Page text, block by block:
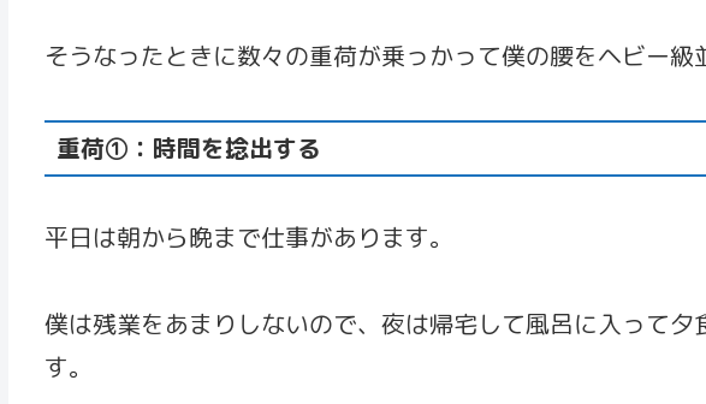
そうなったときに数々の重荷が乗っかって僕の腰をヘビー級
重荷①：時間を捻出する
平日は朝から晩まで仕事があります。
僕は残業をあまりしないので、夜は帰宅して風呂に入って
す。